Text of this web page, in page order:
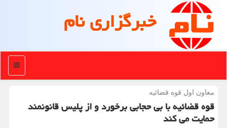
خبرگزاری نام
منو
معاون اول قوه قضائیه
قوه قضائیه با بی حجابی برخورد و از پلیس قانونمند
حمایت می کند